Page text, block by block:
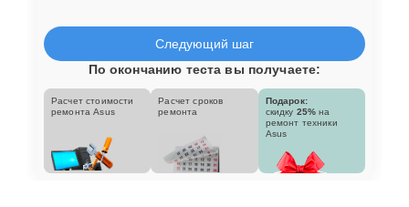
Следующий шаг
По окончанию теста вы получаете:
Расчет стоимости
ремонта Asus
Расчет сроков
ремонта
Подарок:
скидку 25% на
ремонт техники
Asus